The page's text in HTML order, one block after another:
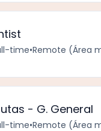
time•Remote (Área
- G. General
time•Remote (Área